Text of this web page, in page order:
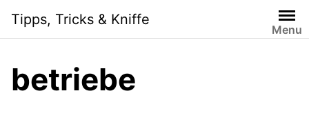
content
Tipps, Tricks & Kniffe
Menu
betriebe